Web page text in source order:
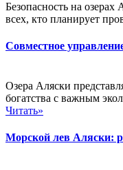
Безопасность на
всех, кто планирует
Совместное
Озера Аляски
богатства с важным
Читать»
Морской лев Аляски: